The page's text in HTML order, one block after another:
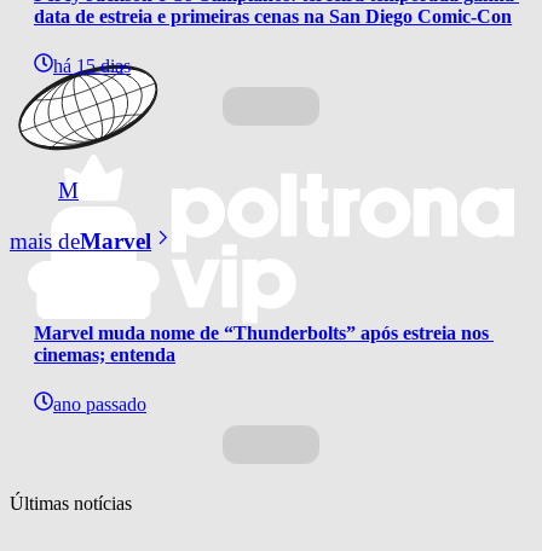
data de estreia e primeiras cenas na San Diego Comic-Con
há 15 dias
M
mais deMarvel
Marvel muda nome de “Thunderbolts” após estreia nos
cinemas; entenda
ano passado
Últimas notícias